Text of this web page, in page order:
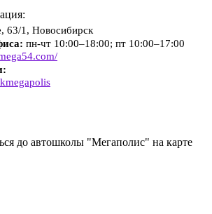
63/1, Новосибирск
пн-чт 10:00–18:00; пт 10:00–17:00
до автошколы "Мегаполис" на карте